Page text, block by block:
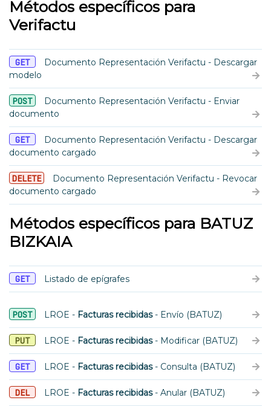
Métodos específicos para
Verifactu
GET
Documento Representación Verifactu - Descargar
modelo
POST
Documento Representación Verifactu - Enviar
documento
GET
Documento Representación Verifactu - Descargar
documento cargado
DELETE
Documento Representación Verifactu - Revocar
documento cargado
Métodos específicos para BATUZ
BIZKAIA
GET Listado de epígrafes
POST LROE - Facturas recibidas- Envío (BATUZ)
PUT LROE - Facturas recibidas- Modificar (BATUZ)
GET LROE - Facturas recibidas- Consulta (BATUZ)
DEL LROE - Facturas recibidas- Anular (BATUZ)